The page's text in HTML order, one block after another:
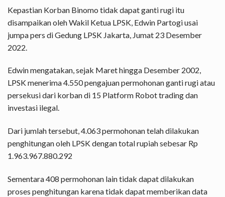
Kepastian Korban Binomo tidak dapat ganti rugi itu
disampaikan oleh Wakil Ketua LPSK, Edwin Partogi usai
jumpa pers di Gedung LPSK Jakarta, Jumat 23 Desember
2022.
Edwin mengatakan, sejak Maret hingga Desember 2002,
LPSK menerima 4.550 pengajuan permohonan ganti rugi atau
persekusi dari korban di 15 Platform Robot trading dan
investasi ilegal.
Dari jumlah tersebut, 4.063 permohonan telah dilakukan
penghitungan oleh LPSK dengan total rupiah sebesar Rp
1.963.967.880.292
Sementara 408 permohonan lain tidak dapat dilakukan
proses penghitungan karena tidak dapat memberikan data